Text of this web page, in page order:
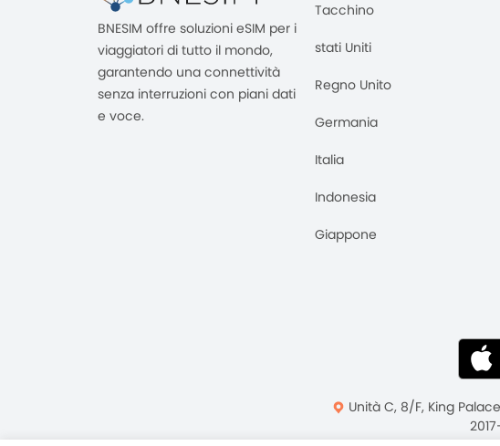
BNESIM offre soluzioni eSIM per i
viaggiatori di tutto il mondo,
garantendo una connettività
senza interruzioni con piani dati
e voce.
Tacchino
stati Uniti
Regno Unito
Germania
Italia
Indonesia
Giappone
Unità C, 8/F, King